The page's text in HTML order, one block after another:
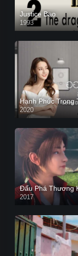
Justice Bao
1993
Hạnh Phúc Trong
2020
Đấu Phá Thương
2017